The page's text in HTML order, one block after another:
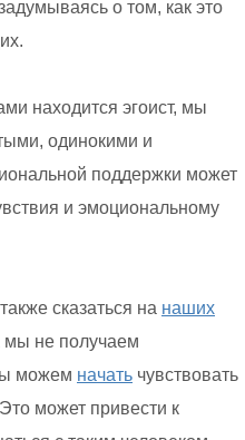
о том, как это
находится эгоист, мы
одинокими и
поддержки может
и эмоциональному
сказаться на наших
мы не получаем
можем начать чувствовать
может привести к